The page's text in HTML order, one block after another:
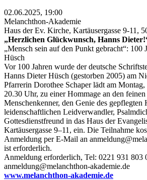
02.06.2025, 19:00
Melanchthon-Akademie
Haus der Ev. Kirche, Kartäusergasse 9-11,
„Herzlichen Glückwunsch, Hanns
„Mensch sein auf den Punkt gebracht“: 100
Hüsch
Vor 100 Jahren wurde der deutsche
Hanns Dieter Hüsch (gestorben 2005) am
Pfarrerin Dorothee Schaper lädt am
20.30 Uhr, zu einer Hommage an den
Menschenkenner, den Genie des gepflegten
leidenschaftlichen Leidverwandler,
Gottesdienstfreund in das Haus der
Kartäusergasse 9–11, ein. Die Teilnahme
Anmeldung per E-Mail an
ist erforderlich.
Anmeldung erforderlich, Tel: 0221 931 803
anmeldung@melanchthon-akademie.de
www.melanchthon-akademie.de